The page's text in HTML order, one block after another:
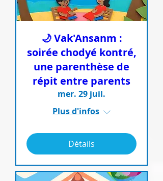
🌙 Vak'Ansanm :
soirée chodyé kontré,
une parenthèse de
répit entre parents
mer. 29 juil.
Plus d'infos
Détails